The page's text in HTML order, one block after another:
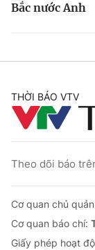
Bắc nước Anh
THỜI BÁO VTV
Theo dõi báo
Cơ quan chủ
Cơ quan báo chí:
Giấy phép hoạt